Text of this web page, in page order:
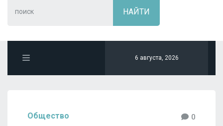
6 августа, 2026
Общество 0